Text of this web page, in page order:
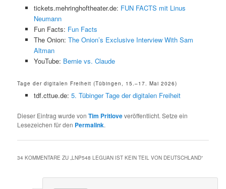
tickets.mehringhoftheater.de: FUN FACTS mit Linus
Neumann
Fun Facts: Fun Facts
The Onion: The Onion’s Exclusive Interview With Sam
Altman
YouTube: Bernie vs. Claude
Tage der digitalen Freiheit (Tübingen, 15.–17. Mai 2026)
tdf.cttue.de: 5. Tübinger Tage der digitalen Freiheit
Dieser Eintrag wurde vonTim Pritloveveröffentlicht. Setze ein
Lesezeichen für den Permalink.
34 KOMMENTARE ZU „LNP548 LEGUAN IST KEIN TEIL VON DEUTSCHLAND“